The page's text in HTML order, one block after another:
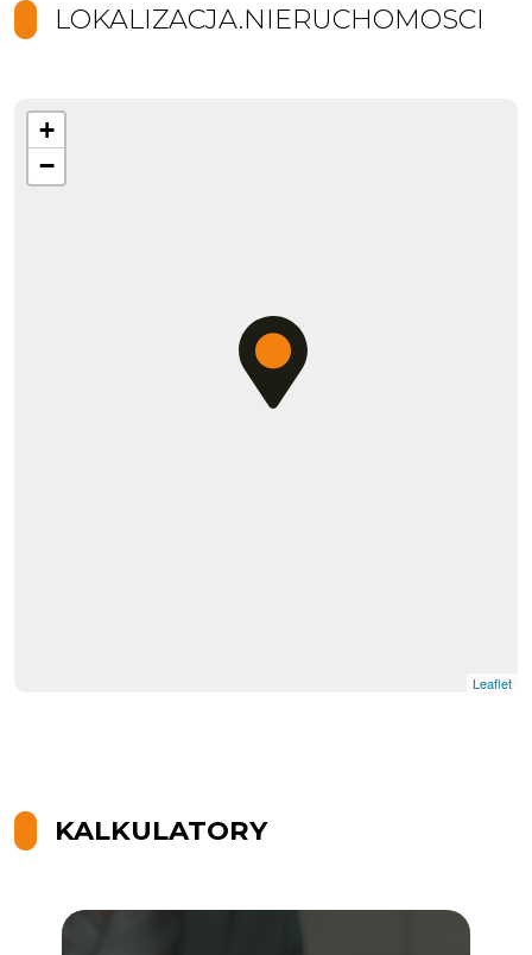
LOKALIZACJA.NIERUCHOMOSCI
+
−
Leaflet
KALKULATORY